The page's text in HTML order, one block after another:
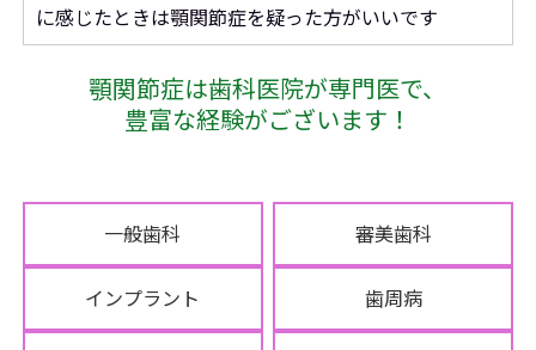
に感じたときは顎関節症を疑った方がいいです
顎関節症は歯科医院が専門医で、
豊富な経験がございます！
一般歯科 審美歯科
インプラント 歯周病